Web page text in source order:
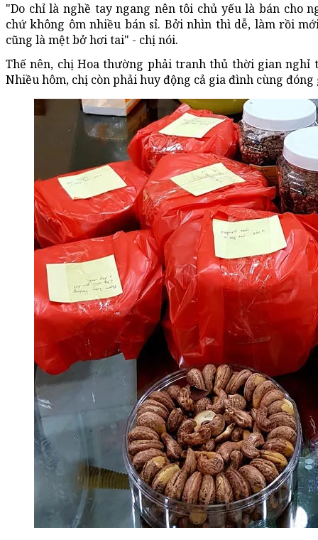
"Do chỉ là nghề tay ngang nên tôi chủ yếu là bán cho
chứ không ôm nhiều bán sỉ. Bởi nhìn thì dễ, làm rồi
cũng là mệt bở hơi tai" - chị nói.
Thế nên, chị Hoa thường phải tranh thủ thời gian nghỉ
Nhiều hôm, chị còn phải huy động cả gia đình cùng